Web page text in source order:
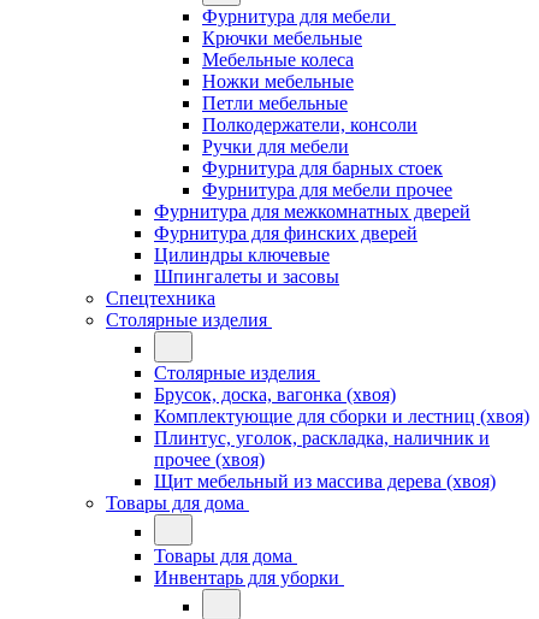
Фурнитура для мебели
Крючки мебельные
Мебельные колеса
Ножки мебельные
Петли мебельные
Полкодержатели, консоли
Ручки для мебели
Фурнитура для барных стоек
Фурнитура для мебели прочее
Фурнитура для межкомнатных дверей
Фурнитура для финских дверей
Цилиндры ключевые
Шпингалеты и засовы
Спецтехника
Столярные изделия
Столярные изделия
Брусок, доска, вагонка (хвоя)
Комплектующие для сборки и лестниц (хвоя)
Плинтус, уголок, раскладка, наличник и
прочее (хвоя)
Щит мебельный из массива дерева (хвоя)
Товары для дома
Товары для дома
Инвентарь для уборки